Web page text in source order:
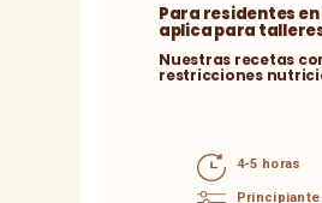
Para residentes en
aplica para
Nuestras recetas
restricciones
4-5 horas
Principiante